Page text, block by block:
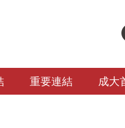
重要連結 成大